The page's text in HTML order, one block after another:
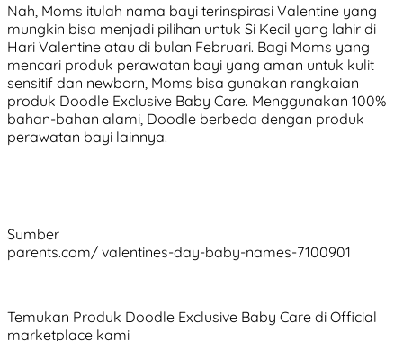
Nah, Moms itulah nama bayi terinspirasi Valentine yang
mungkin bisa menjadi pilihan untuk Si Kecil yang lahir di
Hari Valentine atau di bulan Februari. Bagi Moms yang
mencari produk perawatan bayi yang aman untuk kulit
sensitif dan newborn, Moms bisa gunakan rangkaian
produk Doodle Exclusive Baby Care. Menggunakan 100%
bahan-bahan alami, Doodle berbeda dengan produk
perawatan bayi lainnya.
Sumber
parents.com/ valentines-day-baby-names-7100901
Temukan Produk Doodle Exclusive Baby Care di Official
marketplace kami